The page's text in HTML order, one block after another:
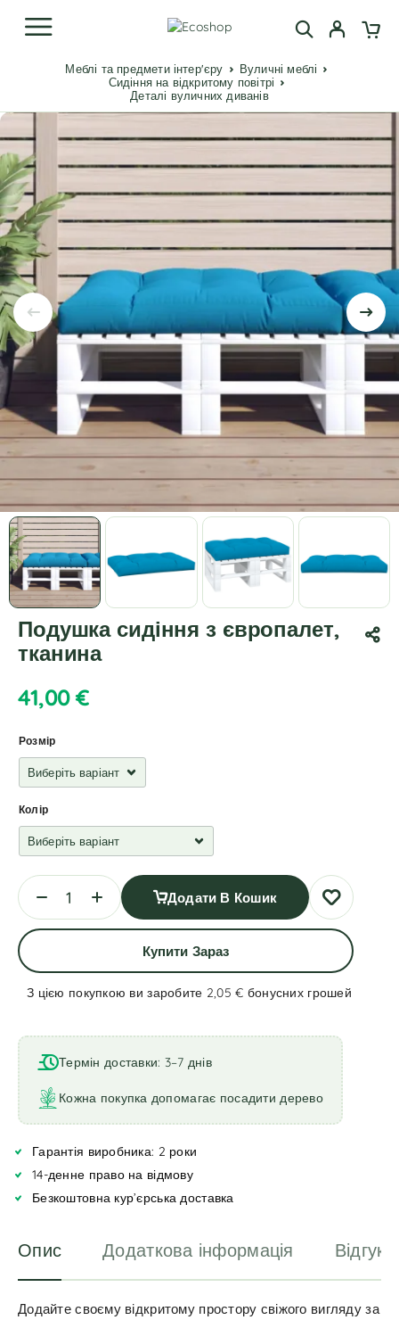
Меблі та предмети інтер'єру
Вуличні меблі
Сидіння на відкритому повітрі
Деталі вуличних диванів
Подушка сидіння з європалет,
тканина
41,00€
Розмір
Колір
Додати В Кошик
Купити Зараз
З цією покупкою ви заробите 2,05 € бонусних грошей
l
t
e
r
n
t
i
Термін доставки: 3–7 днів
Кожна покупка допомагає посадити дерево
Гарантія виробника: 2 роки
14-денне право на відмову
Безкоштовна кур’єрська доставка
Опис Додаткова інформація
Додайте своєму відкритому простору свіжого вигляду за